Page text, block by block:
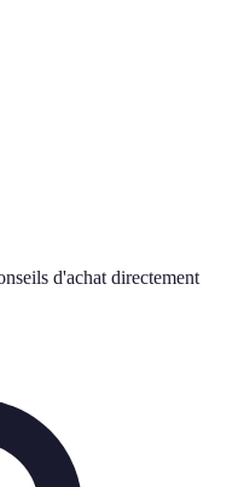
d'achat directement